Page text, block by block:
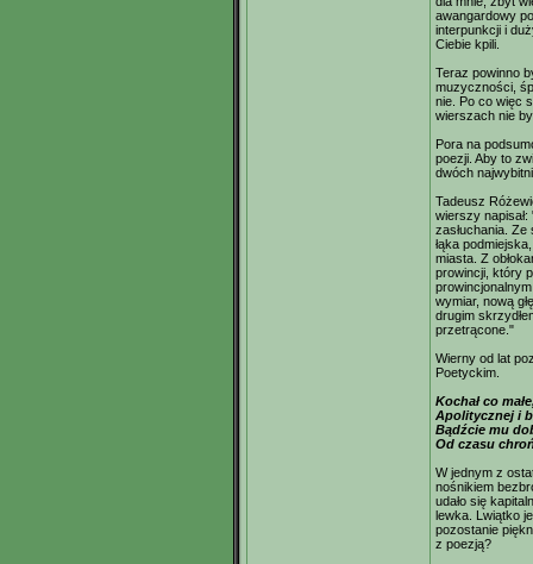
awangardowy
interpunkcji i
Ciebie kpili.
Teraz powinno
muzyczności,
nie. Po co więc
wierszach nie
Pora na
poezji. Aby to
dwóch
Tadeusz
wierszy
zasłuchania. Ze
łąka
miasta. Z
prowincji, który
wymiar, nową
drugim
przetrącone."
Wierny od lat
Poetyckim.
Kochał co
Apolitycznej i
Bądźcie mu
Od czasu
W jednym z
nośnikiem
udało się
lewka. Lwiątko
pozostanie
z poezją?